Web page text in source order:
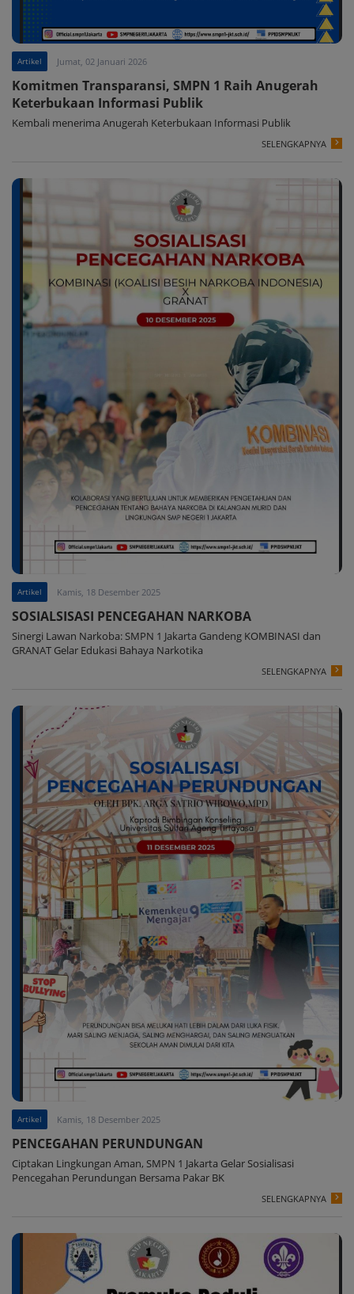
Artikel Jumat, 02 Januari 2026
Komitmen Transparansi, SMPN 1 Raih Anugerah
Keterbukaan Informasi Publik
Kembali menerima Anugerah Keterbukaan Informasi Publik
SELENGKAPNYA
Artikel Kamis, 18 Desember 2025
SOSIALSISASI PENCEGAHAN NARKOBA
Sinergi Lawan Narkoba: SMPN 1 Jakarta Gandeng KOMBINASI dan
GRANAT Gelar Edukasi Bahaya Narkotika
SELENGKAPNYA
Artikel Kamis, 18 Desember 2025
PENCEGAHAN PERUNDUNGAN
Ciptakan Lingkungan Aman, SMPN 1 Jakarta Gelar Sosialisasi
Pencegahan Perundungan Bersama Pakar BK
SELENGKAPNYA